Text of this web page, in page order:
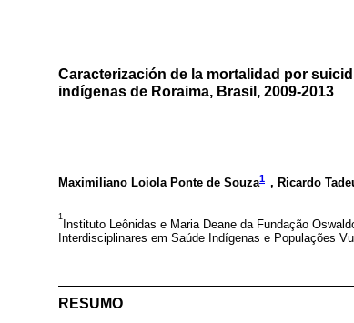
Caracterización de la mortalidad por
indígenas de Roraima, Brasil, 2009-2013
Maximiliano Loiola Ponte de Souza1 , Ricardo
1
Instituto Leônidas e Maria Deane da Fundação
Interdisciplinares em Saúde Indígenas e Populações
RESUMO